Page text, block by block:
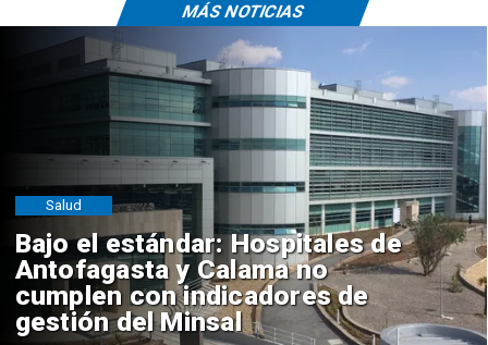
MÁS NOTICIAS
Bajo el estándar: Hospitales de
Antofagasta y Calama no
cumplen con indicadores de
gestión del Minsal
Salud